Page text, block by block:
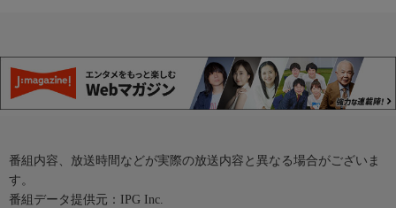
番組内容、放送時間などが実際の放送内容と異なる場合がございま
す。
番組データ提供元：IPG Inc.